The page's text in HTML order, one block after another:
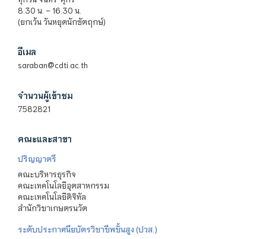
8.30 น. – 16.30 น.
(ยกเว้น วันหยุดนักขัตฤกษ์)
อีเมล
saraban@cdti.ac.th
จำนวนผู้เข้าชม
7582821
คณะและสาขา
ปริญญาตรี
คณะบริหารธุรกิจ
คณะเทคโนโลยีอุตสาหกรรม
คณะเทคโนโลยีดิจิทัล
สำนักวิชาเกษตรนวัต
ระดับประกาศนียบัตรวิชาชีพชั้นสูง (ปวส.)